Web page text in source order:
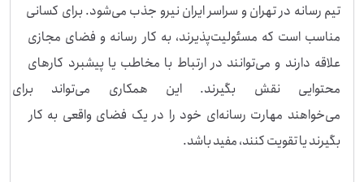
تیم رسانه در تهران و سراسر ایران نیرو جذب می‌شود. برای کسانی
مناسب است که مسئولیت‌پذیرند، به کار رسانه و فضای مجازی
علاقه دارند و می‌توانند در ارتباط با مخاطب یا پیشبرد کارهای
محتوایی نقش بگیرند. این
می‌خواهند مهارت رسانه‌ای خود را در یک فضای واقعی به کار